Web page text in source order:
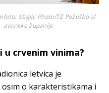
foto: Stiglic Photo/TZ Požeško-sl
avonske županije
u crvenim vinima?
letvica je
o karakteristikama i